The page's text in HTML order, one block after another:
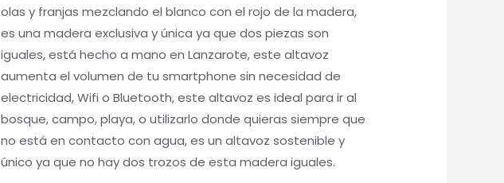
olas y franjas mezclando el blanco con el rojo de la madera,
es una madera exclusiva y única ya que dos piezas son
iguales, está hecho a mano en Lanzarote, este altavoz
aumenta el volumen de tu smartphone sin necesidad de
electricidad, Wifi o Bluetooth, este altavoz es ideal para ir al
bosque, campo, playa, o utilizarlo donde quieras siempre que
no está en contacto con agua, es un altavoz sostenible y
único ya que no hay dos trozos de esta madera iguales.